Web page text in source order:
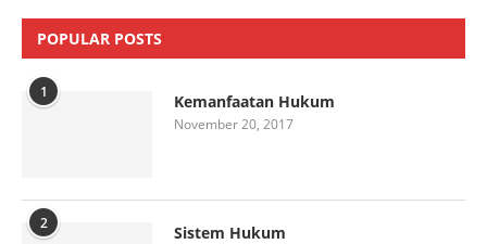
POPULAR POSTS
1 Kemanfaatan Hukum
November 20, 2017
2 Sistem Hukum